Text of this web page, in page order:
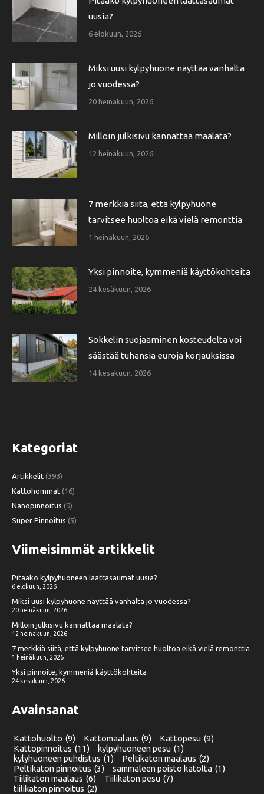
uusia?
6 elokuun, 2026
Miksi uusi kylpyhuone näyttää vanhalta
jo vuodessa?
20 heinäkuun, 2026
Milloin julkisivu kannattaa maalata?
12 heinäkuun, 2026
7 merkkiä siitä, että kylpyhuone
tarvitsee huoltoa eikä vielä remonttia
1 heinäkuun, 2026
Yksi pinnoite, kymmeniä käyttökohteita
24 kesäkuun, 2026
Sokkelin suojaaminen kosteudelta voi
säästää tuhansia euroja korjauksissa
14 kesäkuun, 2026
Kategoriat
Artikkelit (393)
Kattohommat (16)
Nanopinnoitus (9)
Super Pinnoitus (5)
Viimeisimmät artikkelit
Pitääkö kylpyhuoneen laattasaumat uusia?
6 elokuun, 2026
Miksi uusi kylpyhuone näyttää vanhalta jo vuodessa?
20 heinäkuun, 2026
Milloin julkisivu kannattaa maalata?
12 heinäkuun, 2026
7 merkkiä siitä, että kylpyhuone tarvitsee huoltoa eikä vielä remonttia
1 heinäkuun, 2026
Yksi pinnoite, kymmeniä käyttökohteita
24 kesäkuun, 2026
Avainsanat
Kattohuolto (9) Kattomaalaus (9) Kattopesu (9)
Kattopinnoitus (11) kylpyhuoneen pesu (1)
kylyhuoneen puhdistus (1) Peltikaton maalaus (2)
Peltikaton pinnoitus (3) sammaleen poisto katolta (1)
Tiilikaton maalaus (6) Tiilikaton pesu (7)
tiilikaton pinnoitus (2)